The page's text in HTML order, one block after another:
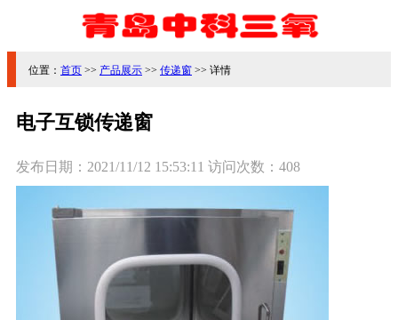
位置： 首页 >> 产品展示 >> 传递窗 >> 详情
电子互锁传递窗
发布日期： 2021/11/12 15:53:11 访问次数： 408